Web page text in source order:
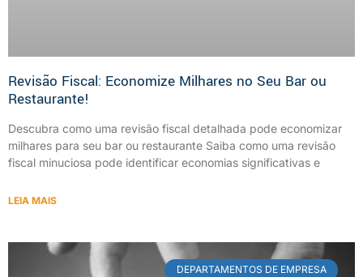
Revisão Fiscal: Economize Milhares no Seu Bar ou
Restaurante!
Descubra como uma revisão fiscal detalhada pode economizar
milhares para seu bar ou restaurante Saiba como uma revisão
fiscal minuciosa pode identificar economias significativas e
LEIA MAIS
DEPARTAMENTOS DE EMPRESA